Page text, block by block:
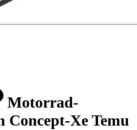
Motorrad-
Concept-Xe Temu